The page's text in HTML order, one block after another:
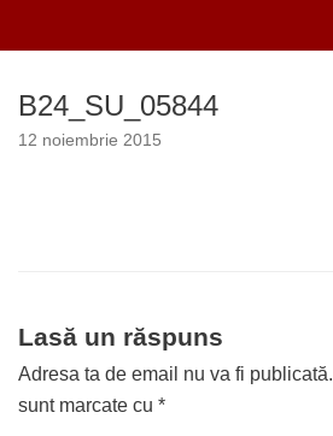
la
conținut
B24_SU_05844
12 noiembrie 2015
Lasă un răspuns
Adresa ta de email nu va fi publicată.
sunt marcate cu *